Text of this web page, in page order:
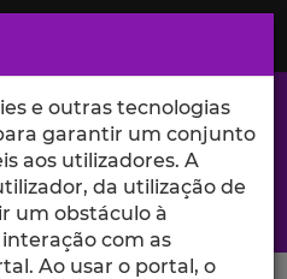
e ciência no Iscte
e outras tecnologias
garantir um conjunto
aos utilizadores. A
da utilização de
um obstáculo à
com as
Ao usar o portal, o